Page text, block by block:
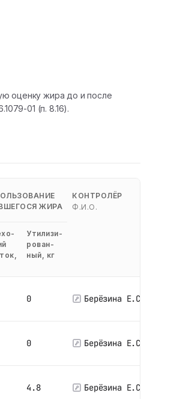
оценку жира до и после
01 (п. 8.16).
ЖИРА
КОНТРОЛЁР
Ф.И.О.
Утилизи-
рован-
ный, кг
0 Берёзина Е.С.
0 Берёзина Е.С.
4.8 Берёзина Е.С.